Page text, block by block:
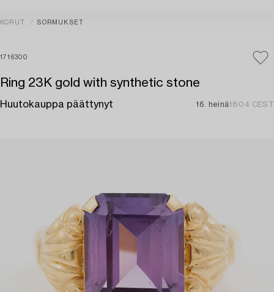
KORUT SORMUKSET
1716300
Ring 23K gold with synthetic stone
Huutokauppa päättynyt 16. heinä18:04 CEST